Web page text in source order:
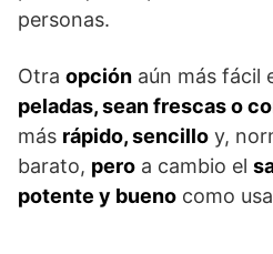
personas.
Otra opción aún más fácil
peladas, sean frescas o
más rápido, sencillo y,
barato, pero a cambio el
potente y bueno como